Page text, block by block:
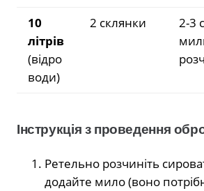
10
літрів
(відро
води)
2 склянки
2-3
Інструкція з проведення
Ретельно розчиніть
додайте мило (воно